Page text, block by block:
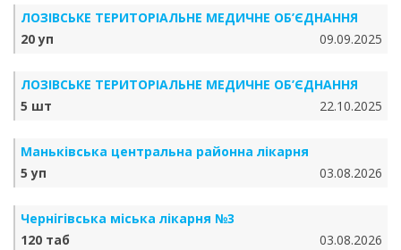
ЛОЗІВСЬКЕ ТЕРИТОРІАЛЬНЕ МЕДИЧНЕ ОБ’ЄДНАННЯ
20 уп
09.09.2025
ЛОЗІВСЬКЕ ТЕРИТОРІАЛЬНЕ МЕДИЧНЕ ОБ’ЄДНАННЯ
5 шт
22.10.2025
Маньківська центральна районна лікарня
5 уп
03.08.2026
Чернігівська міська лікарня №3
120 таб
03.08.2026